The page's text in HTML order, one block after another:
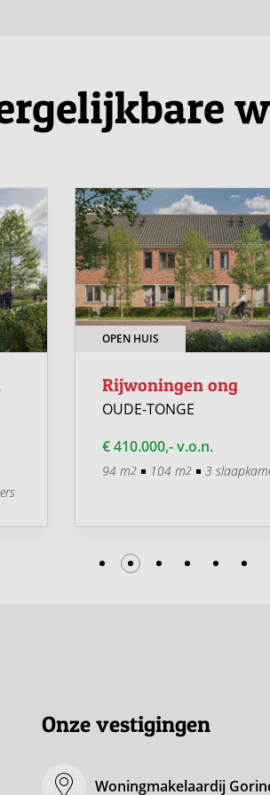
vrijblijvend inloopmoment in Hotel
te lopen, vragen te stellen en in
comfortabel en op een prachtige locatie.
OPEN HUIS
Rijwoningen ong
OUDE-TONGE
€ 410.000,- v.o.n.
94 m2 104 m2 3
Onze vestigingen
Woningmakelaardij